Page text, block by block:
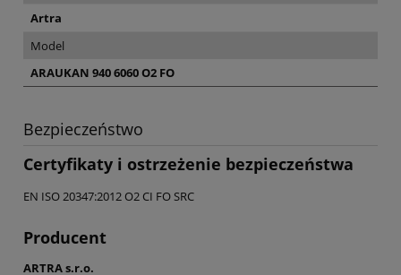
Artra
Model
ARAUKAN 940 6060 O2 FO
Bezpieczeństwo
Certyfikaty i ostrzeżenie bezpieczeństwa
EN ISO 20347:2012 O2 CI FO SRC
Producent
ARTRA s.r.o.